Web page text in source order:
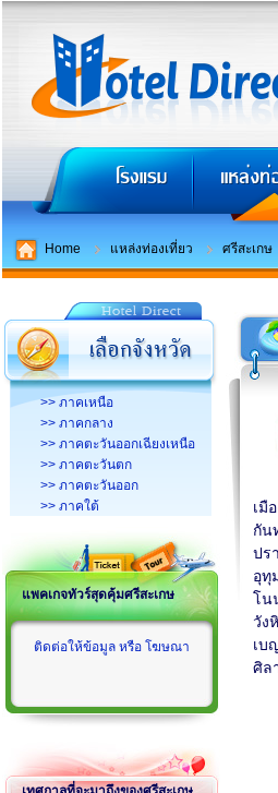
Home แหล่งท่องเที่ยว ศรีสะเกษ
>> ภาคเหนือ
>> ภาคกลาง
>> ภาคตะวันออกเฉียงเหนือ
>> ภาคตะวันตก
>> ภาคตะวันออก
>> ภาคใต้
แพคเกจทัวร์สุดคุ้มศรีสะเกษ
ติดต่อให้ข้อมูล หรือ โฆษณา
เมื
กัน
ปร
อุทุ
โ
วัง
เบ
ศิล